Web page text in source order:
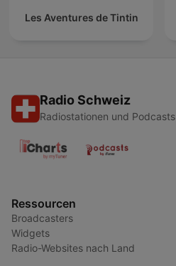
Les Aventures de Tintin
Radio Schweiz
Radiostationen und Podcasts
Ressourcen
Broadcasters
Widgets
Radio-Websites nach Land